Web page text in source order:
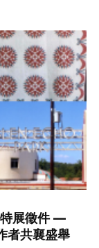
展徵件 —
者共襄盛舉